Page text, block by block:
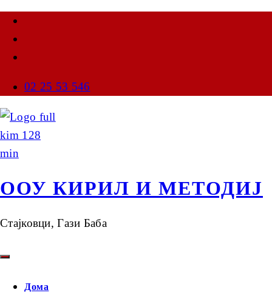
02 25 53 546
ООУ КИРИЛ И МЕТОДИЈ
Стајковци, Гази Баба
Дома